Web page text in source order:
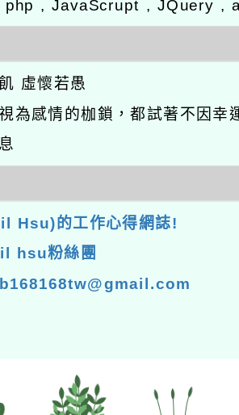
php , JavaScrupt , JQuery ,
虛懷若愚
為感情的枷鎖，都試著不因幸
Hsu)的工作心得網誌!
hsu粉絲團
b168168tw@gmail.com